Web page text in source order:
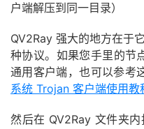
户端解压到同一目录）
QV2Ray 强大的地方在于
种协议。如果您手里的节
通用客户端，也可以参考
系统 Trojan 客户端使用教
然后在 QV2Ray 文件夹内